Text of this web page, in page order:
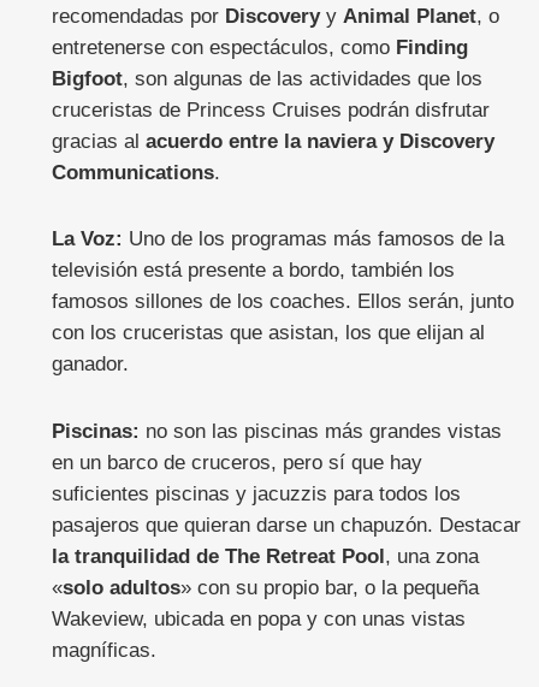
recomendadas por Discoveryy Animal Planet, o
entretenerse con espectáculos, como Finding
Bigfoot, son algunas de las actividades que los
cruceristas de Princess Cruises podrán disfrutar
gracias al acuerdo entre la naviera y Discovery
Communications.
La Voz: Uno de los programas más famosos de la
televisión está presente a bordo, también los
famosos sillones de los coaches. Ellos serán, junto
con los cruceristas que asistan, los que elijan al
ganador.
Piscinas: no son las piscinas más grandes vistas
en un barco de cruceros, pero sí que hay
suficientes piscinas y jacuzzis para todos los
pasajeros que quieran darse un chapuzón. Destacar
la tranquilidad de The Retreat Pool, una zona
«solo adultos» con su propio bar, o la pequeña
Wakeview, ubicada en popa y con unas vistas
magníficas.